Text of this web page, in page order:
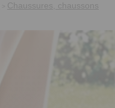
Chaussures, chaussons